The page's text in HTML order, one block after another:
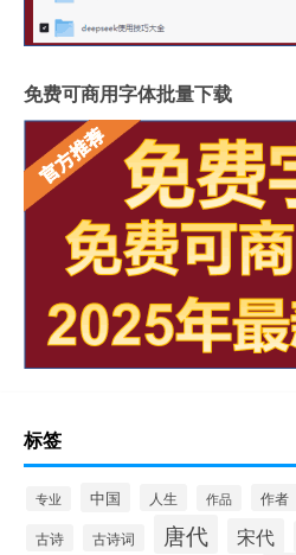
免费可商用字体批量下载
标签
专业 中国 人生 作品 作者
古诗 古诗词 唐代 宋代